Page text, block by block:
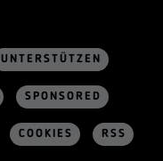
UNTERSTÜTZEN
SPONSORED
COOKIES RSS